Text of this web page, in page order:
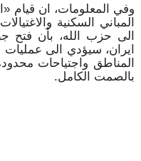
وفي المعلومات، ان قيام
المباني السكنية
الى حزب الله، بأن فتح
ايران، سيؤدي الى عمليات
المناطق واجتياحات
بالصمت الكامل.